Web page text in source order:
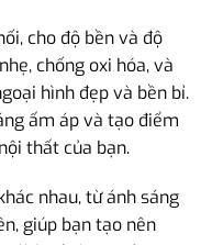
cho độ bền và độ
chống oxi hóa, và
hình đẹp và bền bỉ.
ấm áp và tạo điểm
thất của bạn.
nhau, từ ánh sáng
giúp bạn tạo nên